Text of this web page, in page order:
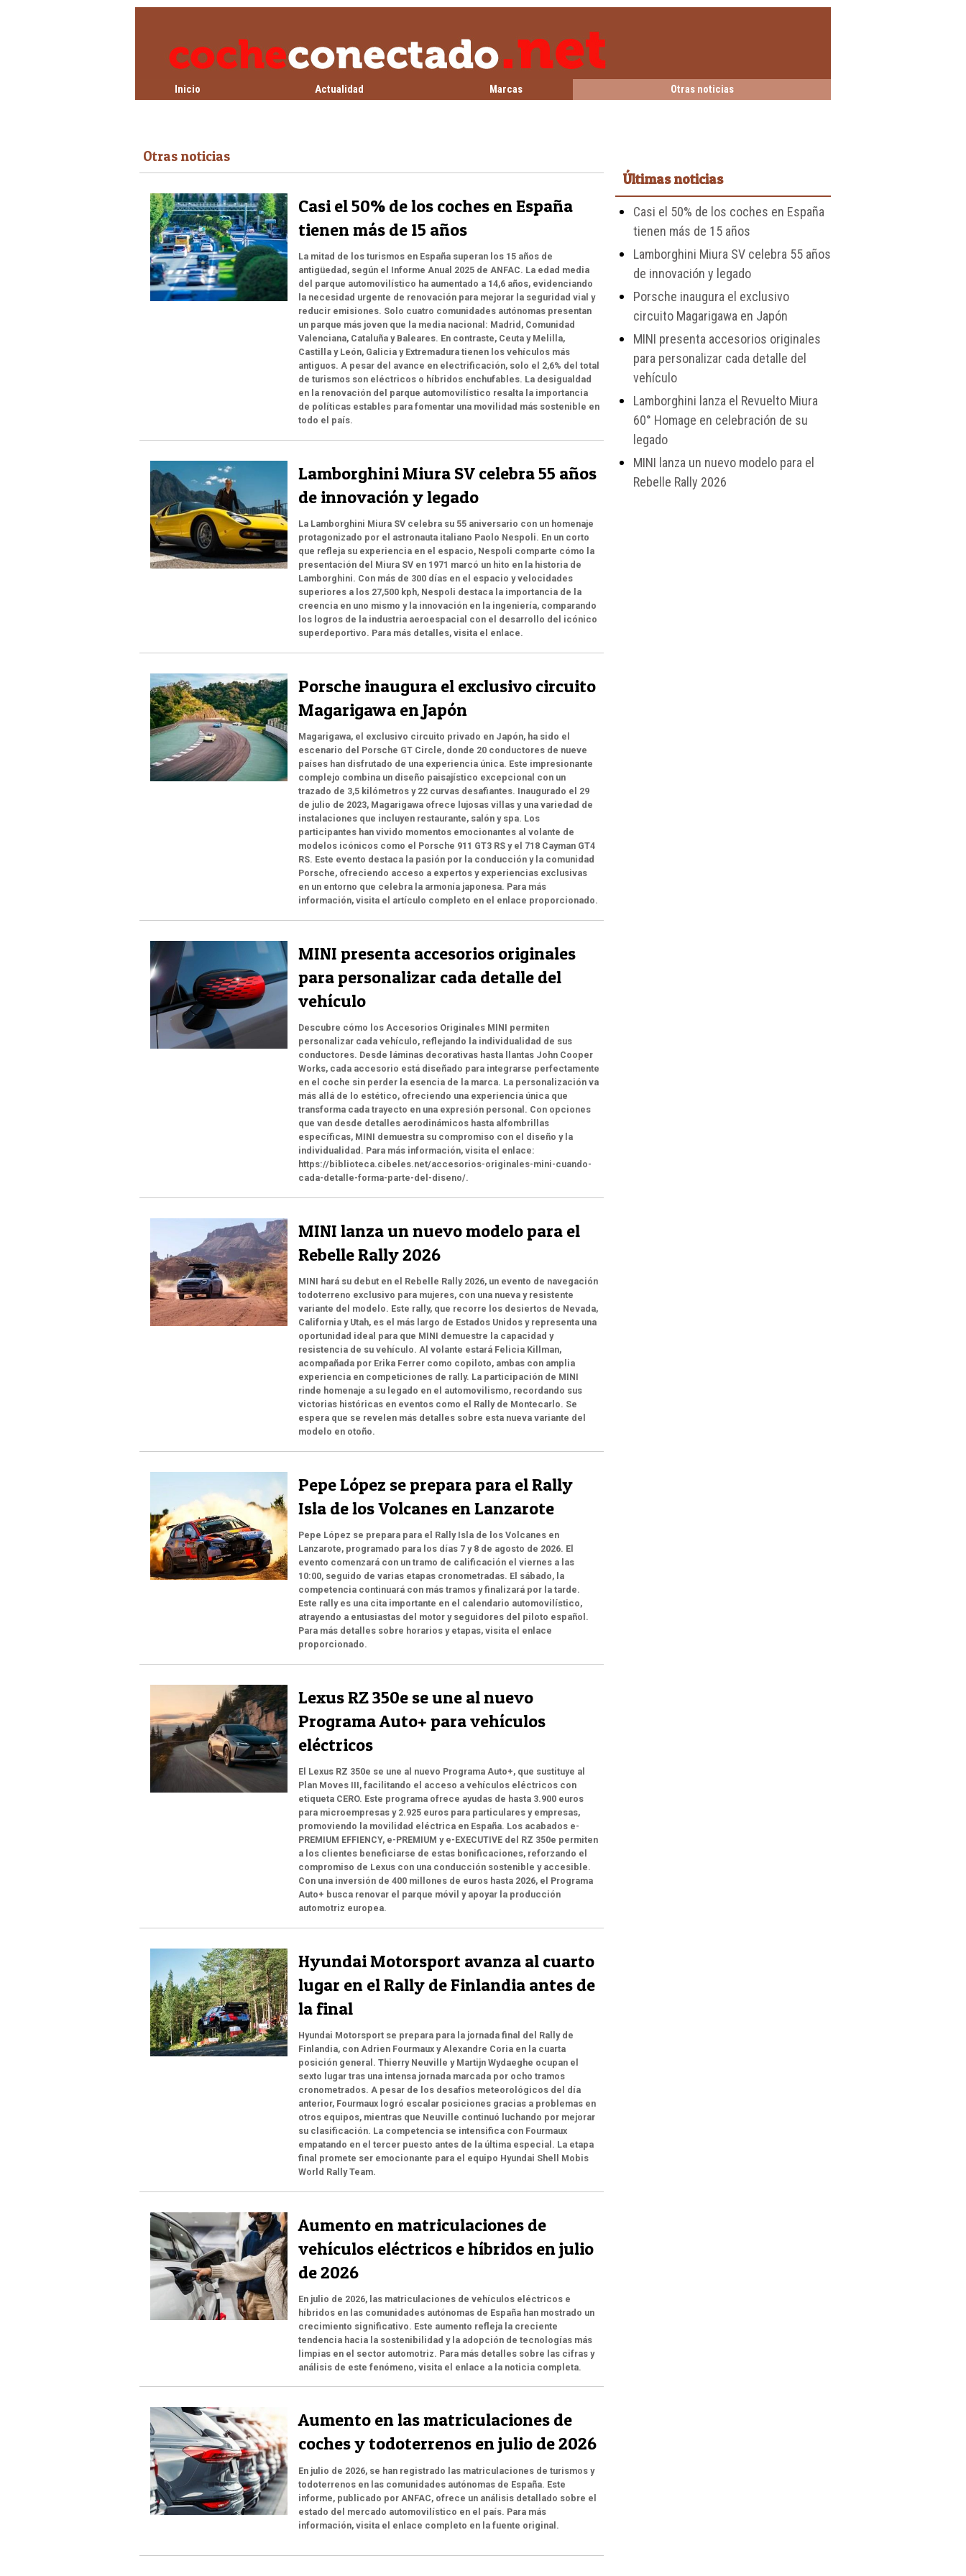
Inicio Actualidad Marcas Otras noticias
Otras noticias
Casi el 50% de los coches en España
tienen más de 15 años
La mitad de los turismos en España superan los 15 años de
antigüedad, según el Informe Anual 2025 de ANFAC. La edad media
del parque automovilístico ha aumentado a 14,6 años, evidenciando
la necesidad urgente de renovación para mejorar la seguridad vial y
reducir emisiones. Solo cuatro comunidades autónomas presentan
un parque más joven que la media nacional: Madrid, Comunidad
Valenciana, Cataluña y Baleares. En contraste, Ceuta y Melilla,
Castilla y León, Galicia y Extremadura tienen los vehículos más
antiguos. A pesar del avance en electrificación, solo el 2,6% del total
de turismos son eléctricos o híbridos enchufables. La desigualdad
en la renovación del parque automovilístico resalta la importancia
de políticas estables para fomentar una movilidad más sostenible en
todo el país.
Lamborghini Miura SV celebra 55 años
de innovación y legado
La Lamborghini Miura SV celebra su 55 aniversario con un homenaje
protagonizado por el astronauta italiano Paolo Nespoli. En un corto
que refleja su experiencia en el espacio, Nespoli comparte cómo la
presentación del Miura SV en 1971 marcó un hito en la historia de
Lamborghini. Con más de 300 días en el espacio y velocidades
superiores a los 27,500 kph, Nespoli destaca la importancia de la
creencia en uno mismo y la innovación en la ingeniería, comparando
los logros de la industria aeroespacial con el desarrollo del icónico
superdeportivo. Para más detalles, visita el enlace.
Porsche inaugura el exclusivo circuito
Magarigawa en Japón
Magarigawa, el exclusivo circuito privado en Japón, ha sido el
escenario del Porsche GT Circle, donde 20 conductores de nueve
países han disfrutado de una experiencia única. Este impresionante
complejo combina un diseño paisajístico excepcional con un
trazado de 3,5 kilómetros y 22 curvas desafiantes. Inaugurado el 29
de julio de 2023, Magarigawa ofrece lujosas villas y una variedad de
instalaciones que incluyen restaurante, salón y spa. Los
participantes han vivido momentos emocionantes al volante de
modelos icónicos como el Porsche 911 GT3 RS y el 718 Cayman GT4
RS. Este evento destaca la pasión por la conducción y la comunidad
Porsche, ofreciendo acceso a expertos y experiencias exclusivas
en un entorno que celebra la armonía japonesa. Para más
información, visita el artículo completo en el enlace proporcionado.
MINI presenta accesorios originales
para personalizar cada detalle del
vehículo
Descubre cómo los Accesorios Originales MINI permiten
personalizar cada vehículo, reflejando la individualidad de sus
conductores. Desde láminas decorativas hasta llantas John Cooper
Works, cada accesorio está diseñado para integrarse perfectamente
en el coche sin perder la esencia de la marca. La personalización va
más allá de lo estético, ofreciendo una experiencia única que
transforma cada trayecto en una expresión personal. Con opciones
que van desde detalles aerodinámicos hasta alfombrillas
específicas, MINI demuestra su compromiso con el diseño y la
individualidad. Para más información, visita el enlace:
https://biblioteca.cibeles.net/accesorios-originales-mini-cuando-
cada-detalle-forma-parte-del-diseno/.
MINI lanza un nuevo modelo para el
Rebelle Rally 2026
MINI hará su debut en el Rebelle Rally 2026, un evento de navegación
todoterreno exclusivo para mujeres, con una nueva y resistente
variante del modelo. Este rally, que recorre los desiertos de Nevada,
California y Utah, es el más largo de Estados Unidos y representa una
oportunidad ideal para que MINI demuestre la capacidad y
resistencia de su vehículo. Al volante estará Felicia Killman,
acompañada por Erika Ferrer como copiloto, ambas con amplia
experiencia en competiciones de rally. La participación de MINI
rinde homenaje a su legado en el automovilismo, recordando sus
victorias históricas en eventos como el Rally de Montecarlo. Se
espera que se revelen más detalles sobre esta nueva variante del
modelo en otoño.
Pepe López se prepara para el Rally
Isla de los Volcanes en Lanzarote
Pepe López se prepara para el Rally Isla de los Volcanes en
Lanzarote, programado para los días 7 y 8 de agosto de 2026. El
evento comenzará con un tramo de calificación el viernes a las
10:00, seguido de varias etapas cronometradas. El sábado, la
competencia continuará con más tramos y finalizará por la tarde.
Este rally es una cita importante en el calendario automovilístico,
atrayendo a entusiastas del motor y seguidores del piloto español.
Para más detalles sobre horarios y etapas, visita el enlace
proporcionado.
Lexus RZ 350e se une al nuevo
Programa Auto+ para vehículos
eléctricos
El Lexus RZ 350e se une al nuevo Programa Auto+, que sustituye al
Plan Moves III, facilitando el acceso a vehículos eléctricos con
etiqueta CERO. Este programa ofrece ayudas de hasta 3.900 euros
para microempresas y 2.925 euros para particulares y empresas,
promoviendo la movilidad eléctrica en España. Los acabados e-
PREMIUM EFFIENCY, e-PREMIUM y e-EXECUTIVE del RZ 350e permiten
a los clientes beneficiarse de estas bonificaciones, reforzando el
compromiso de Lexus con una conducción sostenible y accesible.
Con una inversión de 400 millones de euros hasta 2026, el Programa
Auto+ busca renovar el parque móvil y apoyar la producción
automotriz europea.
Hyundai Motorsport avanza al cuarto
lugar en el Rally de Finlandia antes de
la final
Hyundai Motorsport se prepara para la jornada final del Rally de
Finlandia, con Adrien Fourmaux y Alexandre Coria en la cuarta
posición general. Thierry Neuville y Martijn Wydaeghe ocupan el
sexto lugar tras una intensa jornada marcada por ocho tramos
cronometrados. A pesar de los desafíos meteorológicos del día
anterior, Fourmaux logró escalar posiciones gracias a problemas en
otros equipos, mientras que Neuville continuó luchando por mejorar
su clasificación. La competencia se intensifica con Fourmaux
empatando en el tercer puesto antes de la última especial. La etapa
final promete ser emocionante para el equipo Hyundai Shell Mobis
World Rally Team.
Aumento en matriculaciones de
vehículos eléctricos e híbridos en julio
de 2026
En julio de 2026, las matriculaciones de vehículos eléctricos e
híbridos en las comunidades autónomas de España han mostrado un
crecimiento significativo. Este aumento refleja la creciente
tendencia hacia la sostenibilidad y la adopción de tecnologías más
limpias en el sector automotriz. Para más detalles sobre las cifras y
análisis de este fenómeno, visita el enlace a la noticia completa.
Aumento en las matriculaciones de
coches y todoterrenos en julio de 2026
En julio de 2026, se han registrado las matriculaciones de turismos y
todoterrenos en las comunidades autónomas de España. Este
informe, publicado por ANFAC, ofrece un análisis detallado sobre el
estado del mercado automovilístico en el país. Para más
información, visita el enlace completo en la fuente original.
Últimas noticias
Casi el 50% de los coches en España
tienen más de 15 años
Lamborghini Miura SV celebra 55 años
de innovación y legado
Porsche inaugura el exclusivo
circuito Magarigawa en Japón
MINI presenta accesorios originales
para personalizar cada detalle del
vehículo
Lamborghini lanza el Revuelto Miura
60° Homage en celebración de su
legado
MINI lanza un nuevo modelo para el
Rebelle Rally 2026